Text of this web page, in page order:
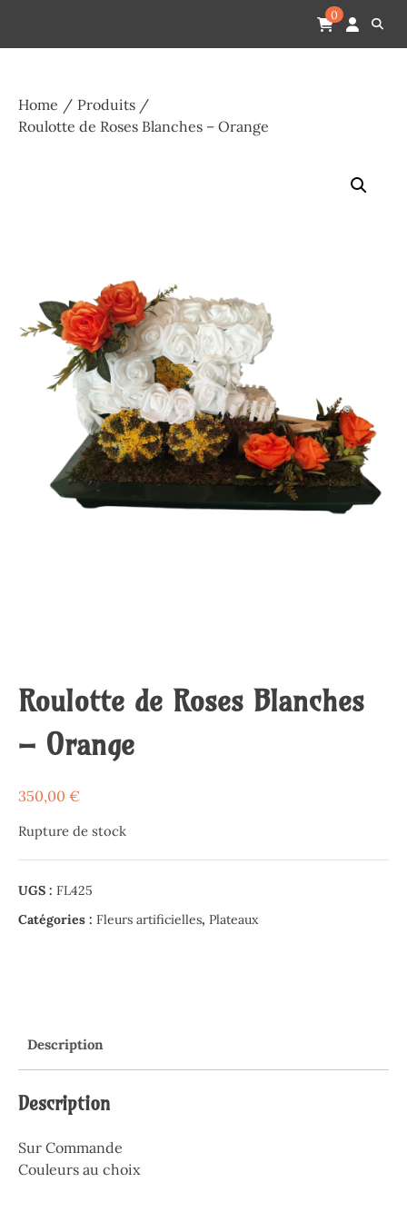
content
Espace Funéraire Michel Gardechaux
0
Home
Produits
Roulotte de Roses Blanches – Orange
Roulotte de Roses Blanches
– Orange
350,00 €
Rupture de stock
UGS : FL425
Catégories : Fleurs artificielles, Plateaux
Description
Description
Sur Commande
Couleurs au choix